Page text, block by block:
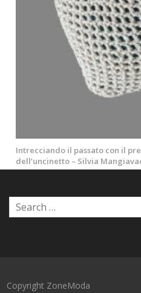
Intrecciando il passato con il
dell’uncinetto – Silvia
Copyright ZoneModa